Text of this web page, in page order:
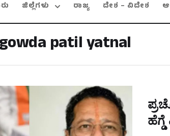
ಜಿಲ್ಲೆಗಳು ರಾಜ್ಯ ದೇಶ – ವಿದೇಶ
patil yatnal